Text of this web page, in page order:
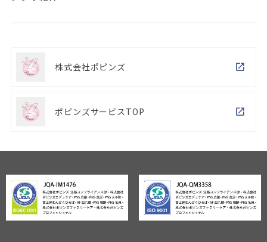
株式会社ポピンズ
ポピンズサービスTOP